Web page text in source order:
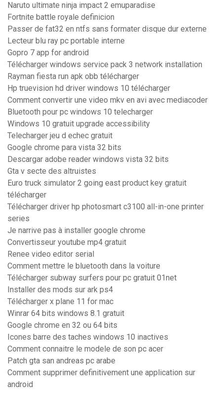
Naruto ultimate ninja impact 2 emuparadise
Fortnite battle royale definicion
Passer de fat32 en ntfs sans formater disque dur externe
Lecteur blu ray pc portable interne
Gopro 7 app for android
Télécharger windows service pack 3 network installation
Rayman fiesta run apk obb télécharger
Hp truevision hd driver windows 10 télécharger
Comment convertir une video mkv en avi avec mediacoder
Bluetooth pour pc windows 10 telecharger
Windows 10 gratuit upgrade accessibility
Telecharger jeu d echec gratuit
Google chrome para vista 32 bits
Descargar adobe reader windows vista 32 bits
Gta v secte des altruistes
Euro truck simulator 2 going east product key gratuit
télécharger
Télécharger driver hp photosmart c3100 all-in-one printer
series
Je narrive pas à installer google chrome
Convertisseur youtube mp4 gratuit
Renee video editor serial
Comment mettre le bluetooth dans la voiture
Télécharger subway surfers pour pc gratuit 01net
Installer des mods sur ark ps4
Télécharger x plane 11 for mac
Winrar 64 bits windows 8.1 gratuit
Google chrome en 32 ou 64 bits
Icones barre des taches windows 10 inactives
Comment connaitre le modele de son pc acer
Patch gta san andreas pc arabe
Comment supprimer definitivement une application sur
android